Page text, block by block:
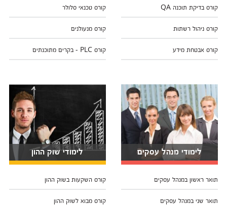
קורס בדיקת תוכנה QA
קורס ניהול רשתות
קורס אבטחת מידע
קורס טכנאי סלולר
קורס מנעולנים
קורס PLC - בקרים מתוכנתים
לימודי מנהל עסקים
תואר ראשון במנהל עסקים
תואר שני במנהל עסקים
לימודי שוק ההון
קורס השקעות בשוק ההון
קורס מבוא לשוק ההון